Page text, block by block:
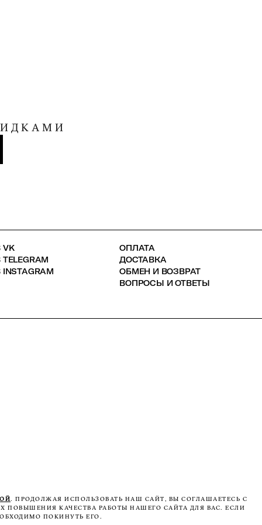
ОПЛАТА
ДОСТАВКА
ОБМЕН И ВОЗВРАТ
ВОПРОСЫ И ОТВЕТЫ
. ПРОДОЛЖАЯ ИСПОЛЬЗОВАТЬ НАШ САЙТ, ВЫ СОГЛАШАЕТЕСЬ С
КАЧЕСТВА РАБОТЫ НАШЕГО САЙТА ДЛЯ ВАС. ЕСЛИ
ПОКИНУТЬ ЕГО.